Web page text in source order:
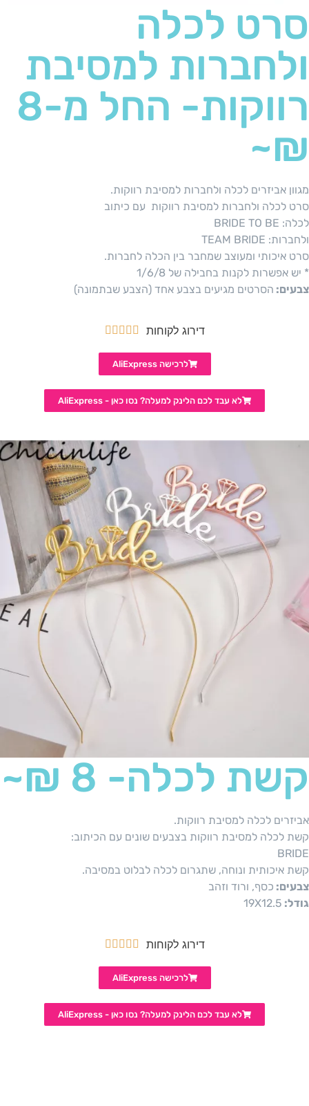
סרט לכלה
ולחברות למסיבת
רווקות- החל מ-8
₪~
מגוון אביזרים לכלה ולחברות למסיבת רווקות.
סרט לכלה ולחברות למסיבת רווקות עם כיתוב
לכלה: BRIDE TO BE
ולחברות: TEAM BRIDE
סרט איכותי ומעוצב שמחבר בין הכלה לחברות.
* יש אפשרות לקנות בחבילה של 1/6/8
צבעים: הסרטים מגיעים בצבע אחד (הצבע שבתמונה)
דירוג לקוחות 




לרכישה AliExpress
לא עבד לכם הלינק למעלה? נסו כאן - AliExpress
קשת לכלה- 8 ₪~
אביזרים לכלה למסיבת רווקות.
קשת לכלה למסיבת רווקות בצבעים שונים עם הכיתוב:
BRIDE
קשת איכותית ונוחה, שתגרום לכלה לבלוט במסיבה.
צבעים: כסף, ורוד וזהב
גודל: 19X12.5
דירוג לקוחות 




לרכישה AliExpress
לא עבד לכם הלינק למעלה? נסו כאן - AliExpress